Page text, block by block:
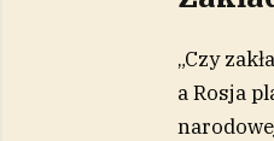
„Czy
a Rosja